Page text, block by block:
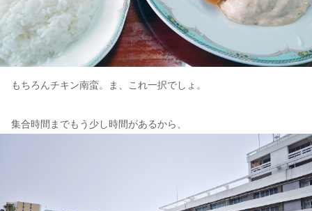
もちろんチキン南蛮。ま、これ一択でしょ。
集合時間までもう少し時間があるから、